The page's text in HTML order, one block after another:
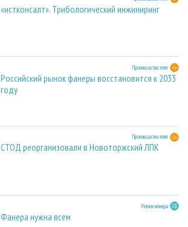
«истконсалт». Трибологический инжиниринг
Производство плит
Российский рынок фанеры восстановится к 2033
году
Производство плит
СТОД реорганизовали в Новоторжский ЛПК
Регион номера
Фанера нужна всем